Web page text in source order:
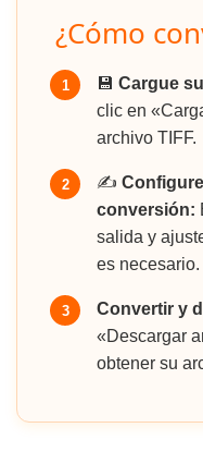
¿Cómo
1 💾 Cargue
clic en
archivo TIFF.
2 ✍️
conversión:
salida y
es necesario.
3 Convertir y
«Descargar
obtener su